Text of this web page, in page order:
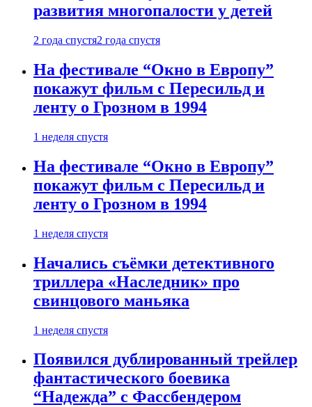
развития многопалости у детей
2 года спустя2 года спустя
На фестивале “Окно в Европу”
покажут фильм с Пересильд и
ленту о Грозном в 1994
1 неделя спустя
На фестивале “Окно в Европу”
покажут фильм с Пересильд и
ленту о Грозном в 1994
1 неделя спустя
Начались съёмки детективного
триллера «Наследник» про
свинцового маньяка
1 неделя спустя
Появился дублированный трейлер
фантастического боевика
“Надежда” с Фассбендером